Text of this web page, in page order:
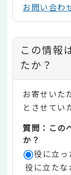
お問い合わ
コ
ン
テ
ン
ツ
評
価
この情報
たか？
お寄せいた
とさせてい
質問：この
か？
役に立っ
役に立たな